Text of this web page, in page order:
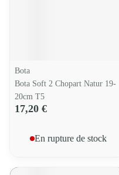
Bota
Bota Soft 2 Chopart Natur 19-
20cm T5
17,20 €
En rupture de stock